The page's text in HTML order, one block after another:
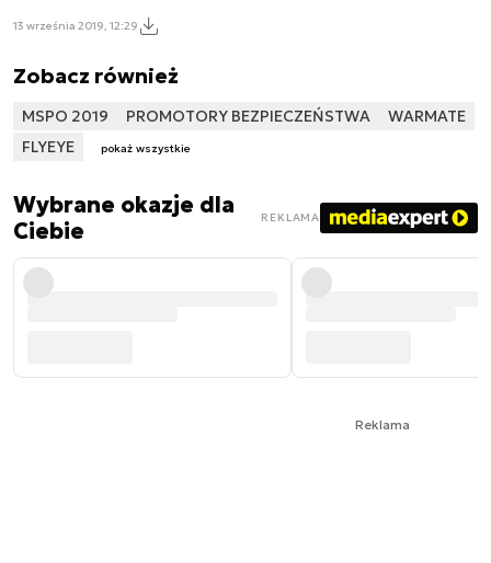
13 września 2019, 12:29
Zobacz również
MSPO 2019 PROMOTORY BEZPIECZEŃSTWA
WARMATE
FLYEYE
pokaż wszystkie
Wybrane okazje dla
Ciebie
REKLAMA
Reklama